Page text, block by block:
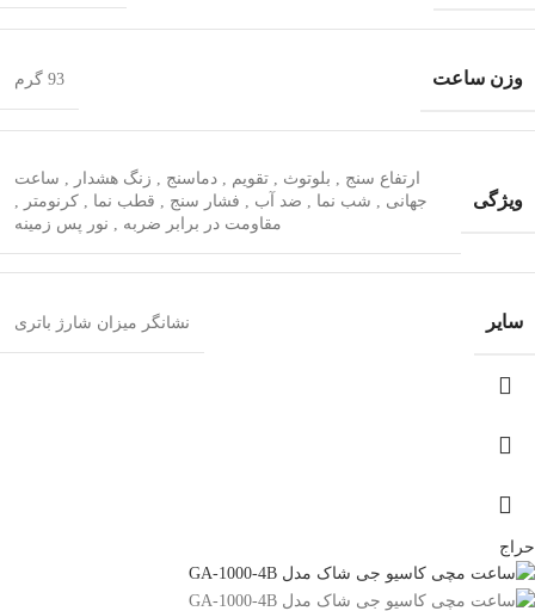
وزن ساعت 93 گرم
ویژگی
ارتفاع‌ سنج بلوتوث تقویم دماسنج زنگ هشدار
ساعت
جهانی
شب‌ نما ضد آب فشار سنج قطب‌ نما کرنومتر
مقاومت در برابر ضربه
نور پس زمینه
سایر نشانگر میزان شارژ باتری
حراج